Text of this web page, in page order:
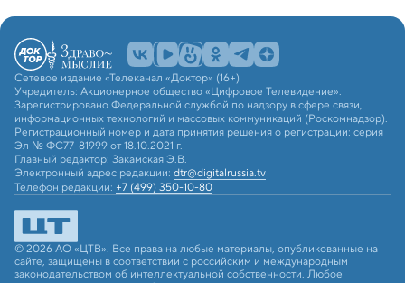
Сетевое издание «Телеканал «Доктор» (16+)
Учредитель: Акционерное общество «Цифровое Телевидение».
Зарегистрировано Федеральной службой по надзору в сфере связи,
информационных технологий и массовых коммуникаций (Роскомнадзор).
Регистрационный номер и дата принятия решения о регистрации: серия
Эл № ФС77-81999 от 18.10.2021 г.
Главный редактор: Закамская Э.В.
Электронный адрес редакции: dtr@digitalrussia.tv
Телефон редакции: +7 (499) 350-10-80
© 2026 АО «ЦТВ». Все права на любые материалы, опубликованные на
сайте, защищены в соответствии с российским и международным
законодательством об интеллектуальной собственности. Любое